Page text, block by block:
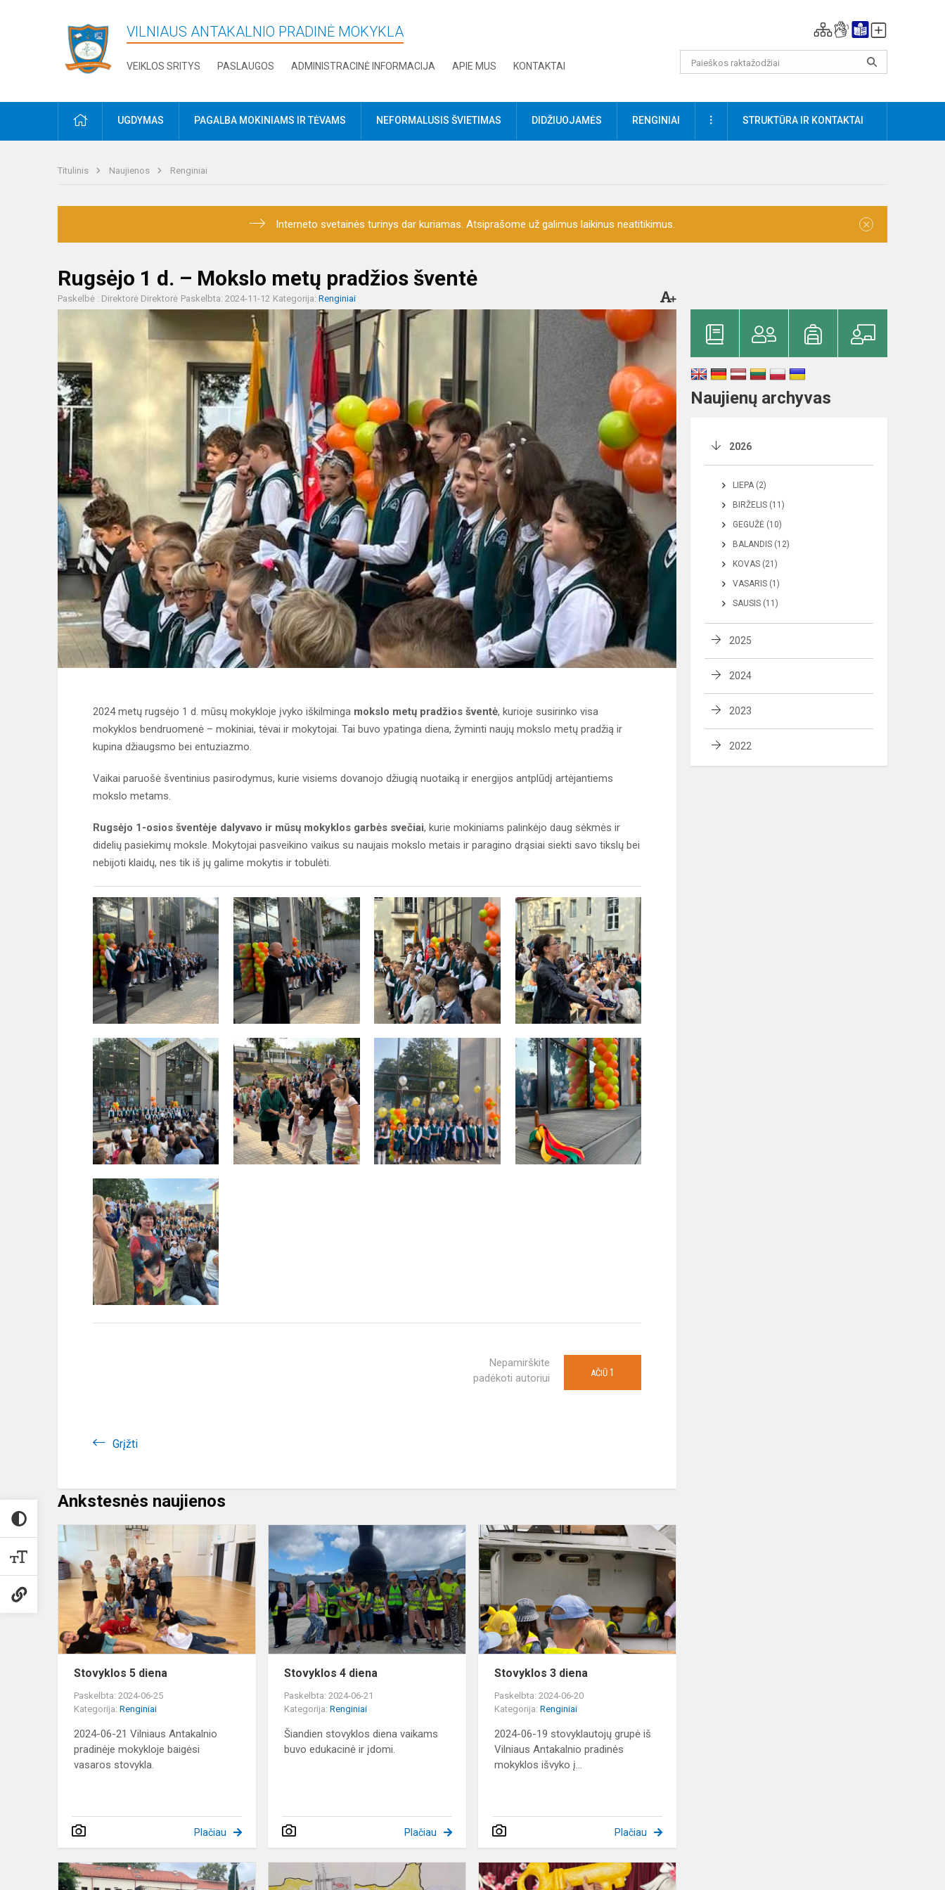
VILNIAUS ANTAKALNIO PRADINĖ MOKYKLA
VEIKLOS SRITYS PASLAUGOS ADMINISTRACINĖ INFORMACIJA APIE MUS KONTAKTAI
PRADŽIAUGDYMAS PAGALBA MOKINIAMS IR TĖVAMS NEFORMALUSIS ŠVIETIMAS DIDŽIUOJAMĖS RENGINIAI DAUGIAUSTRUKTŪRA IR KONTAKTAI
Titulinis Naujienos Renginiai
Interneto svetainės turinys dar kuriamas. Atsiprašome už galimus laikinus neatitikimus. ×
Rugsėjo 1 d. – Mokslo metų pradžios šventė
Paskelbė : Direktorė Direktorė Paskelbta: 2024-11-12 Kategorija: Renginiai
2024 metų rugsėjo 1 d. mūsų mokykloje įvyko iškilminga mokslo metų pradžios šventė, kurioje susirinko visa
mokyklos bendruomenė – mokiniai, tėvai ir mokytojai. Tai buvo ypatinga diena, žyminti naujų mokslo metų pradžią ir
kupina džiaugsmo bei entuziazmo.
Vaikai paruošė šventinius pasirodymus, kurie visiems dovanojo džiugią nuotaiką ir energijos antplūdį artėjantiems
mokslo metams.
Rugsėjo 1-osios šventėje dalyvavo ir mūsų mokyklos garbės svečiai, kurie mokiniams palinkėjo daug sėkmės ir
didelių pasiekimų moksle. Mokytojai pasveikino vaikus su naujais mokslo metais ir paragino drąsiai siekti savo tikslų bei
nebijoti klaidų, nes tik iš jų galime mokytis ir tobulėti.
Nepamirškite
padėkoti autoriui
AČIŪ 1
Grįžti
Ankstesnės naujienos
diena
Stovyklos 5 diena
Paskelbta: 2024-06-25
Kategorija: Renginiai
2024-06-21 Vilniaus Antakalnio
pradinėje mokykloje baigėsi
vasaros stovykla.
Plačiau
Stovyklos
diena
Stovyklos 4 diena
Paskelbta: 2024-06-21
Kategorija:Renginiai
Šiandien stovyklos diena vaikams
buvo edukacinė ir įdomi.
Plačiau
Stovyklos
3
diena
Stovyklos 3 diena
Paskelbta: 2024-06-20
Kategorija:Renginiai
2024-06-19 stovyklautojų grupė iš
Vilniaus Antakalnio pradinės
mokyklos išvyko į...
Plačiau
2
Stovyklos
Paskutinis
skambutis
Naujienų archyvas
2026
LIEPA (2)
BIRŽELIS (11)
GEGUŽĖ (10)
BALANDIS (12)
KOVAS (21)
VASARIS (1)
SAUSIS (11)
2025
2024
2023
2022